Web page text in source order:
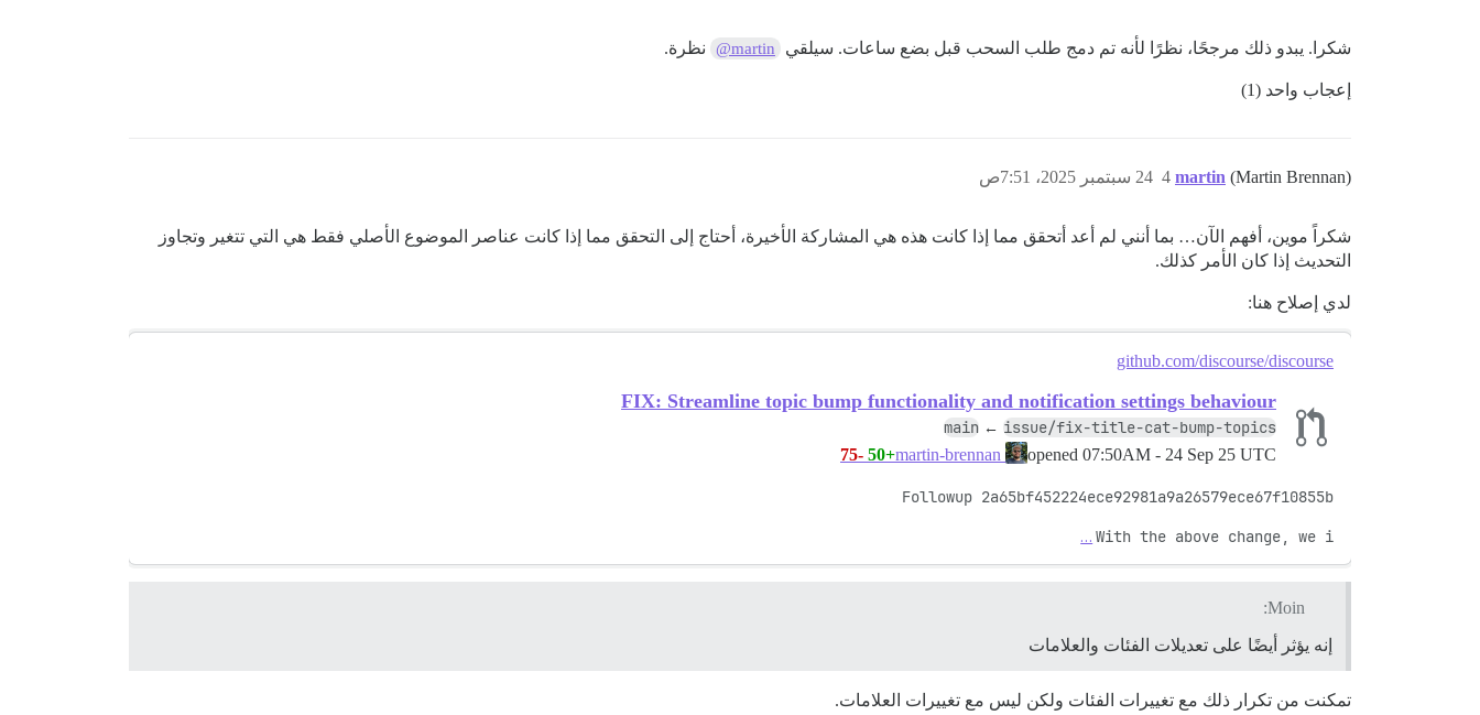
شكرا. يبدو ذلك مرجحًا، نظرًا لأنه تم دمج طلب السحب قبل بضع ساعات. سيلقي @martin نظرة.
إعجاب واحد (1)
martin (Martin Brennan) 24 سبتمبر 2025، 7:51ص 4
شكراً موين، أفهم الآن… بما أنني لم أعد أتحقق مما إذا كانت هذه هي المشاركة الأخيرة، أحتاج إلى التحقق مما إذا كانت عناصر الموضوع الأصلي فقط هي التي تتغير وتجاوز
التحديث إذا كان الأمر كذلك.
لدي إصلاح هنا:
github.com/discourse/discourse
FIX: Streamline topic bump functionality and notification settings behaviour
main ← issue/fix-title-cat-bump-topics
opened 07:50AM - 24 Sep 25 UTC
+50
-75
With the above change, we i
…
Moin:
إنه يؤثر أيضًا على تعديلات الفئات والعلامات
تمكنت من تكرار ذلك مع تغييرات الفئات ولكن ليس مع تغييرات العلامات.